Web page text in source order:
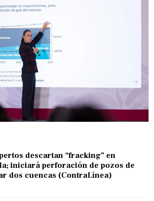
descartan “fracking” en
iniciará perforación de pozos de
dos cuencas (ContraLínea)